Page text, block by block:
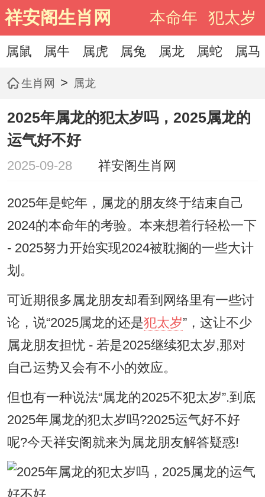
祥安阁生肖网 本命年 犯太岁
属鼠 属牛 属虎 属兔 属龙 属蛇 属马
生肖网 > 属龙
2025年属龙的犯太岁吗，2025属龙的
运气好不好
2025-09-28 祥安阁生肖网
2025年是蛇年，属龙的朋友终于结束自己
2024的本命年的考验。本来想着行轻松一下
- 2025努力开始实现2024被耽搁的一些大计
划。
可近期很多属龙朋友却看到网络里有一些讨
论，说“2025属龙的还是犯太岁”，这让不少
属龙朋友担忧 - 若是2025继续犯太岁,那对
自己运势又会有不小的效应。
但也有一种说法“属龙的2025不犯太岁”.到底
2025年属龙的犯太岁吗?2025运气好不好
呢?今天祥安阁就来为属龙朋友解答疑惑!